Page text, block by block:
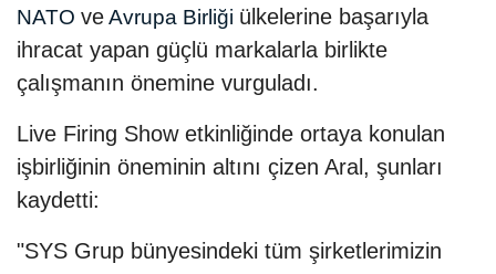
NATO veAvrupa Birliği ülkelerine başarıyla
ihracat yapan güçlü markalarla birlikte
çalışmanın önemine vurguladı.
Live Firing Show etkinliğinde ortaya konulan
işbirliğinin öneminin altını çizen Aral, şunları
kaydetti:
"SYS Grup bünyesindeki tüm şirketlerimizin